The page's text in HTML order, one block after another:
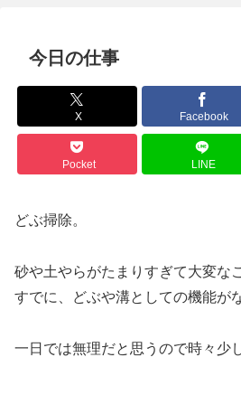
今日の仕事
X Facebook
Pocket LINE
どぶ掃除。
砂や土やらがたまりすぎて大変な
すでに、どぶや溝としての機能が
一日では無理だと思うので時々少